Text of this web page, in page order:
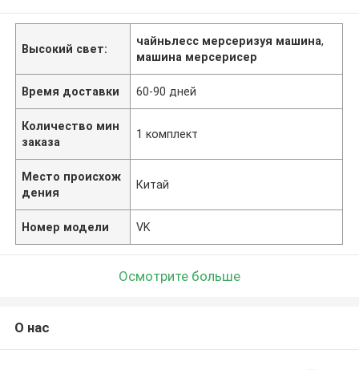
Высокий свет:
чайньлесс мерсеризуя машина,
машина мерсерисер
Время доставки 60-90 дней
Количество мин
заказа
1 комплект
Место происхож
дения
Китай
Номер модели VK
Осмотрите больше
О нас